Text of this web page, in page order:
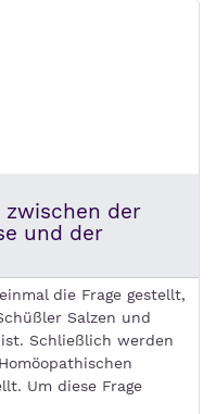
zwischen der
und der
die Frage gestellt,
Salzen und
Schließlich werden
Um diese Frage